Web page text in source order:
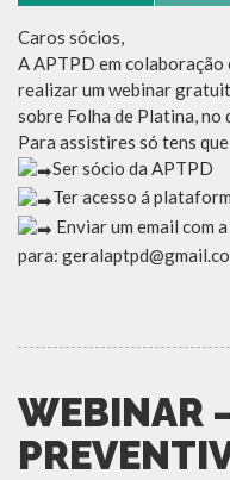
Caros sócios,
A APTPD em colaboração
realizar um webinar
sobre Folha de Platina, no
Para assistires só tens que
Ser sócio da APTPD
Ter acesso á
Enviar um email com
para:
WEBINAR